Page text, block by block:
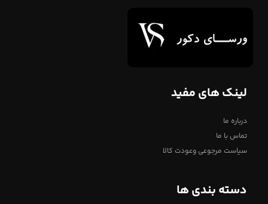
لینک های مفید
درباره ما
تماس با ما
سیاست مرجوعی وعودت کالا
دسته بندی ها